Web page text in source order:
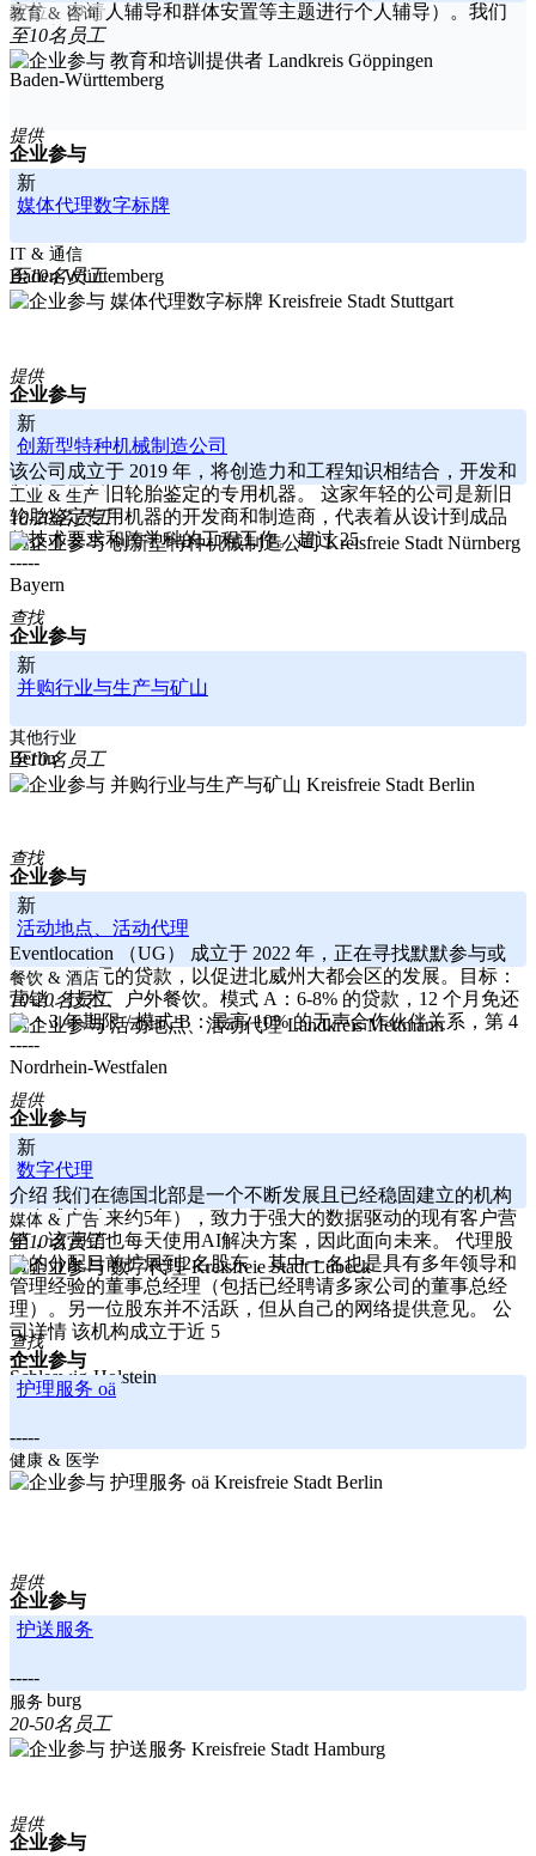
定位、申请人辅导和群体安置等主题进行个人辅导）。我们
刚刚获得 5
-----
Baden-Württemberg
教育 & 咨询
至10名员工
Landkreis Göppingen
提供
企业参与
新
媒体代理数字标牌
-----
Baden-Württemberg
IT & 通信
至10名员工
Kreisfreie Stadt Stuttgart
提供
企业参与
新
创新型特种机械制造公司
该公司成立于 2019 年，将创造力和工程知识相结合，开发和
制造用于新旧轮胎鉴定的专用机器。 这家年轻的公司是新旧
轮胎鉴定专用机器的开发商和制造商，代表着从设计到成品
的技术要求和跨学科的工程工作。超过 25
-----
Bayern
工业 & 生产
10-20名员工
Kreisfreie Stadt Nürnberg
查找
企业参与
新
并购行业与生产与矿山
-----
Berlin
其他行业
至10名员工
Kreisfreie Stadt Berlin
查找
企业参与
新
活动地点、活动代理
Eventlocation （UG） 成立于 2022 年，正在寻找默默参与或
100,000 欧元的贷款，以促进北威州大都会区的发展。目标：
营销、技术、户外餐饮。模式 A：6-8% 的贷款，12 个月免还
款 + 3 年期限 / 模式 B：最高 10% 的无声合作伙伴关系，第 4
-----
Nordrhein-Westfalen
餐饮 & 酒店
10-20名员工
Landkreis Mettmann
提供
企业参与
新
数字代理
介绍 我们在德国北部是一个不断发展且已经稳固建立的机构
（自成立以来约5年），致力于强大的数据驱动的现有客户营
销，该营销也每天使用AI解决方案，因此面向未来。 代理股
份的分配目前扩展到2名股东，其中一名也是具有多年领导和
管理经验的董事总经理（包括已经聘请多家公司的董事总经
理）。另一位股东并不活跃，但从自己的网络提供意见。 公
司详情 该机构成立于近 5
-----
Schleswig-Holstein
媒体 & 广告
至10名员工
Kreisfreie Stadt Lübeck
查找
企业参与
护理服务 oä
-----
Berlin
健康 & 医学
Kreisfreie Stadt Berlin
提供
企业参与
护送服务
-----
Hamburg
服务
20-50名员工
Kreisfreie Stadt Hamburg
提供
企业参与